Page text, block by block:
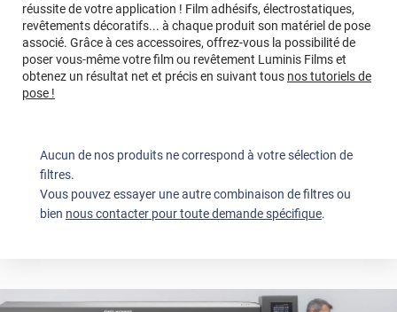
réussite de votre application ! Film adhésifs, électrostatiques,
revêtements décoratifs... à chaque produit son matériel de pose
associé. Grâce à ces accessoires, offrez-vous la possibilité de
poser vous-même votre film ou revêtement Luminis Films et
obtenez un résultat net et précis en suivant tous nos tutoriels de
pose !
Aucun de nos produits ne correspond à votre sélection de
filtres.
Vous pouvez essayer une autre combinaison de filtres ou
bien nous contacter pour toute demande spécifique.